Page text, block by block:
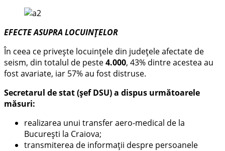
EFECTE ASUPRA LOCUINȚELOR
În ceea ce privește locuințele din județele afectate de
seism, din totalul de peste4.000, 43% dintre acestea au
fost avariate, iar 57% au fost distruse.
Secretarul de stat (șef DSU) a dispus următoarele
măsuri:
realizarea unui transfer aero-medical de la
București la Craiova;
transmiterea de informaţii despre persoanele